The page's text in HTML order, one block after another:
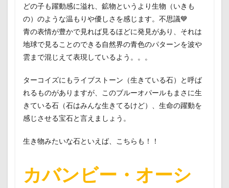
どの子も躍動感に溢れ、鉱物というより生物（いきも
の）のような温もりや優しさを感じます。不思議💙
青の表情が豊かで見れば見るほどに発見があり、それは
地球で見ることのできる自然界の青色のパターンを波や
雲まで混じえて表現しているよう。。。
ターコイズにもライブストーン（生きている石）と呼ば
れるものがありますが、このブルーオパールもまさに生
きている石（石はみんな生きてるけど）、生命の躍動を
感じさせる宝石と言えましょう。
生き物みたいな石といえば、こちらも！！
カバンビー・オーシ